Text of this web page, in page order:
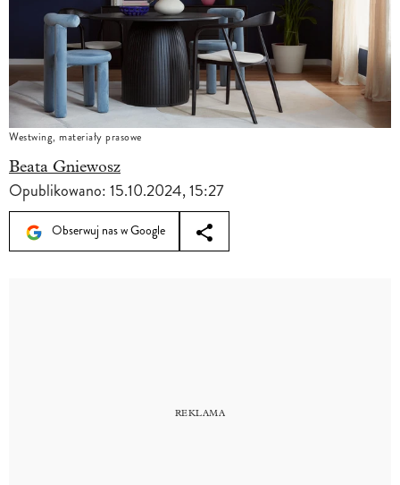
Westwing, materiały prasowe
Beata Gniewosz
Opublikowano:15.10.2024, 15:27
Obserwuj nas w Google